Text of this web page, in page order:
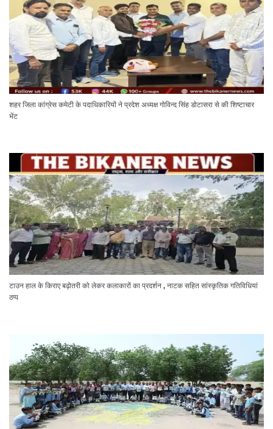
शहर जिला कांग्रेस कमेटी के पदाधिकारियों ने प्रदेश अध्यक्ष गोविन्द सिंह डोटासरा से की शिष्टाचार
भेंट
टाउन हाल के किराए बढ़ोतरी को लेकर कलाकारों का प्रदर्शन , नाटक सहित सांस्कृतिक गतिविधियां
ठप्प